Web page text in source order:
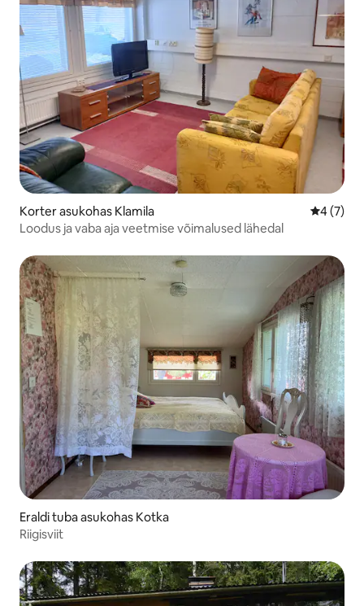
Korter asukohas Klamila
4 (7)
Loodus ja vaba aja veetmise võimalused lähedal
Eraldi tuba asukohas Kotka
Riigisviit